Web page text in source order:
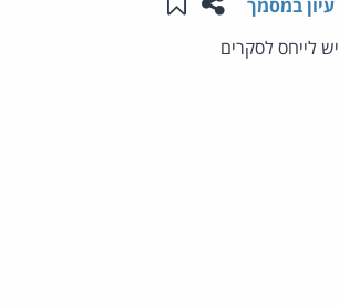
עיון במסמך
לייחס לסקרים